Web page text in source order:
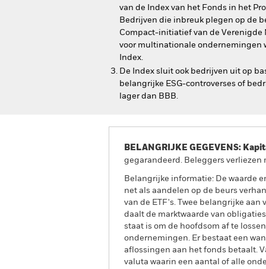
van de Index van het Fonds in het
Bedrijven die inbreuk plegen op de
Compact-initiatief van de Verenigde
voor multinationale ondernemingen
Index.
De Index sluit ook bedrijven uit op
belangrijke ESG-controverses of
lager dan BBB.
BELANGRIJKE GEGEVENS:
gegarandeerd. Beleggers
Belangrijke informatie: De waarde
net als aandelen op de beurs
van de ETF's. Twee belangrijke
daalt de marktwaarde van
staat is om de hoofdsom af te
ondernemingen. Er bestaat een
aflossingen aan het fonds betaalt.
valuta waarin een aantal of alle